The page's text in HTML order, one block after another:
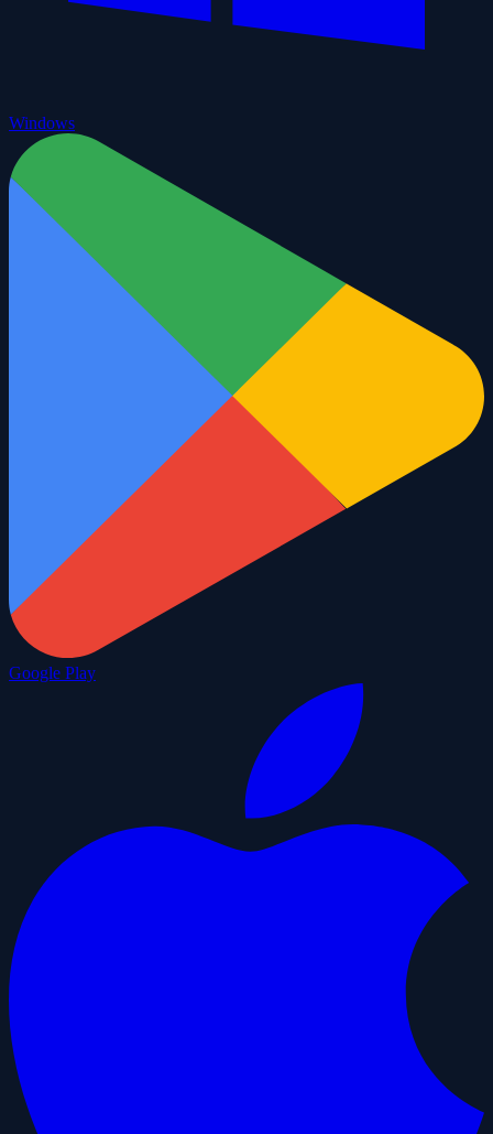
Windows
Google Play